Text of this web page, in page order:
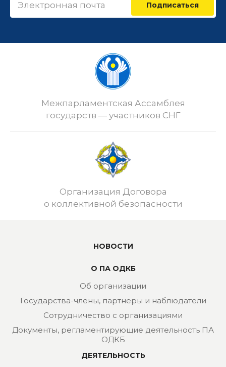
Подписаться
Межпарламентская Ассамблея
государств — участников СНГ
Организация Договора
о коллективной безопасности
НОВОСТИ
О ПА ОДКБ
Об организации
Государства-члены, партнеры и наблюдатели
Сотрудничество с организациями
Документы, регламентирующие деятельность ПА
ОДКБ
ДЕЯТЕЛЬНОСТЬ